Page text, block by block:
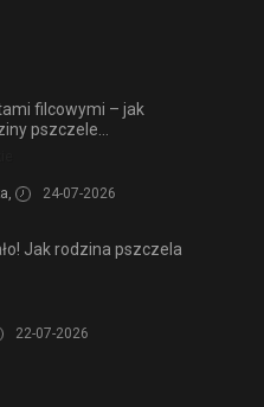
filcowymi – jak
pszczele...
24-07-2026
Jak rodzina pszczela
22-07-2026